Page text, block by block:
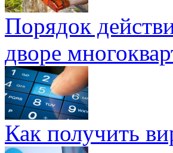
Порядок
дворе
Как получить